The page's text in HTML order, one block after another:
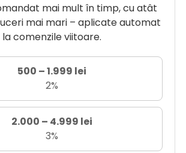
mai mult în timp, cu atât
mai mari – aplicate automat
la comenzile viitoare.
500 – 1.999 lei
2%
2.000 – 4.999 lei
3%